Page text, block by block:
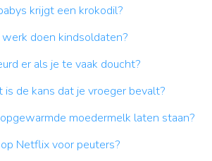
krijgt een krokodil?
doen kindsoldaten?
er als je te vaak doucht?
is de kans dat je vroeger bevalt?
moedermelk laten staan?
Netflix voor peuters?